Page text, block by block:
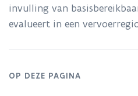
op:
Vervoerregioraad
invulling van
evalueert in een
OP DEZE PAGINA